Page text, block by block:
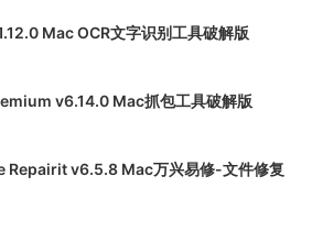
Mac OCR文字识别工具破解版
v6.14.0 Mac抓包工具破解版
Repairit v6.5.8 Mac万兴易修-文件修复